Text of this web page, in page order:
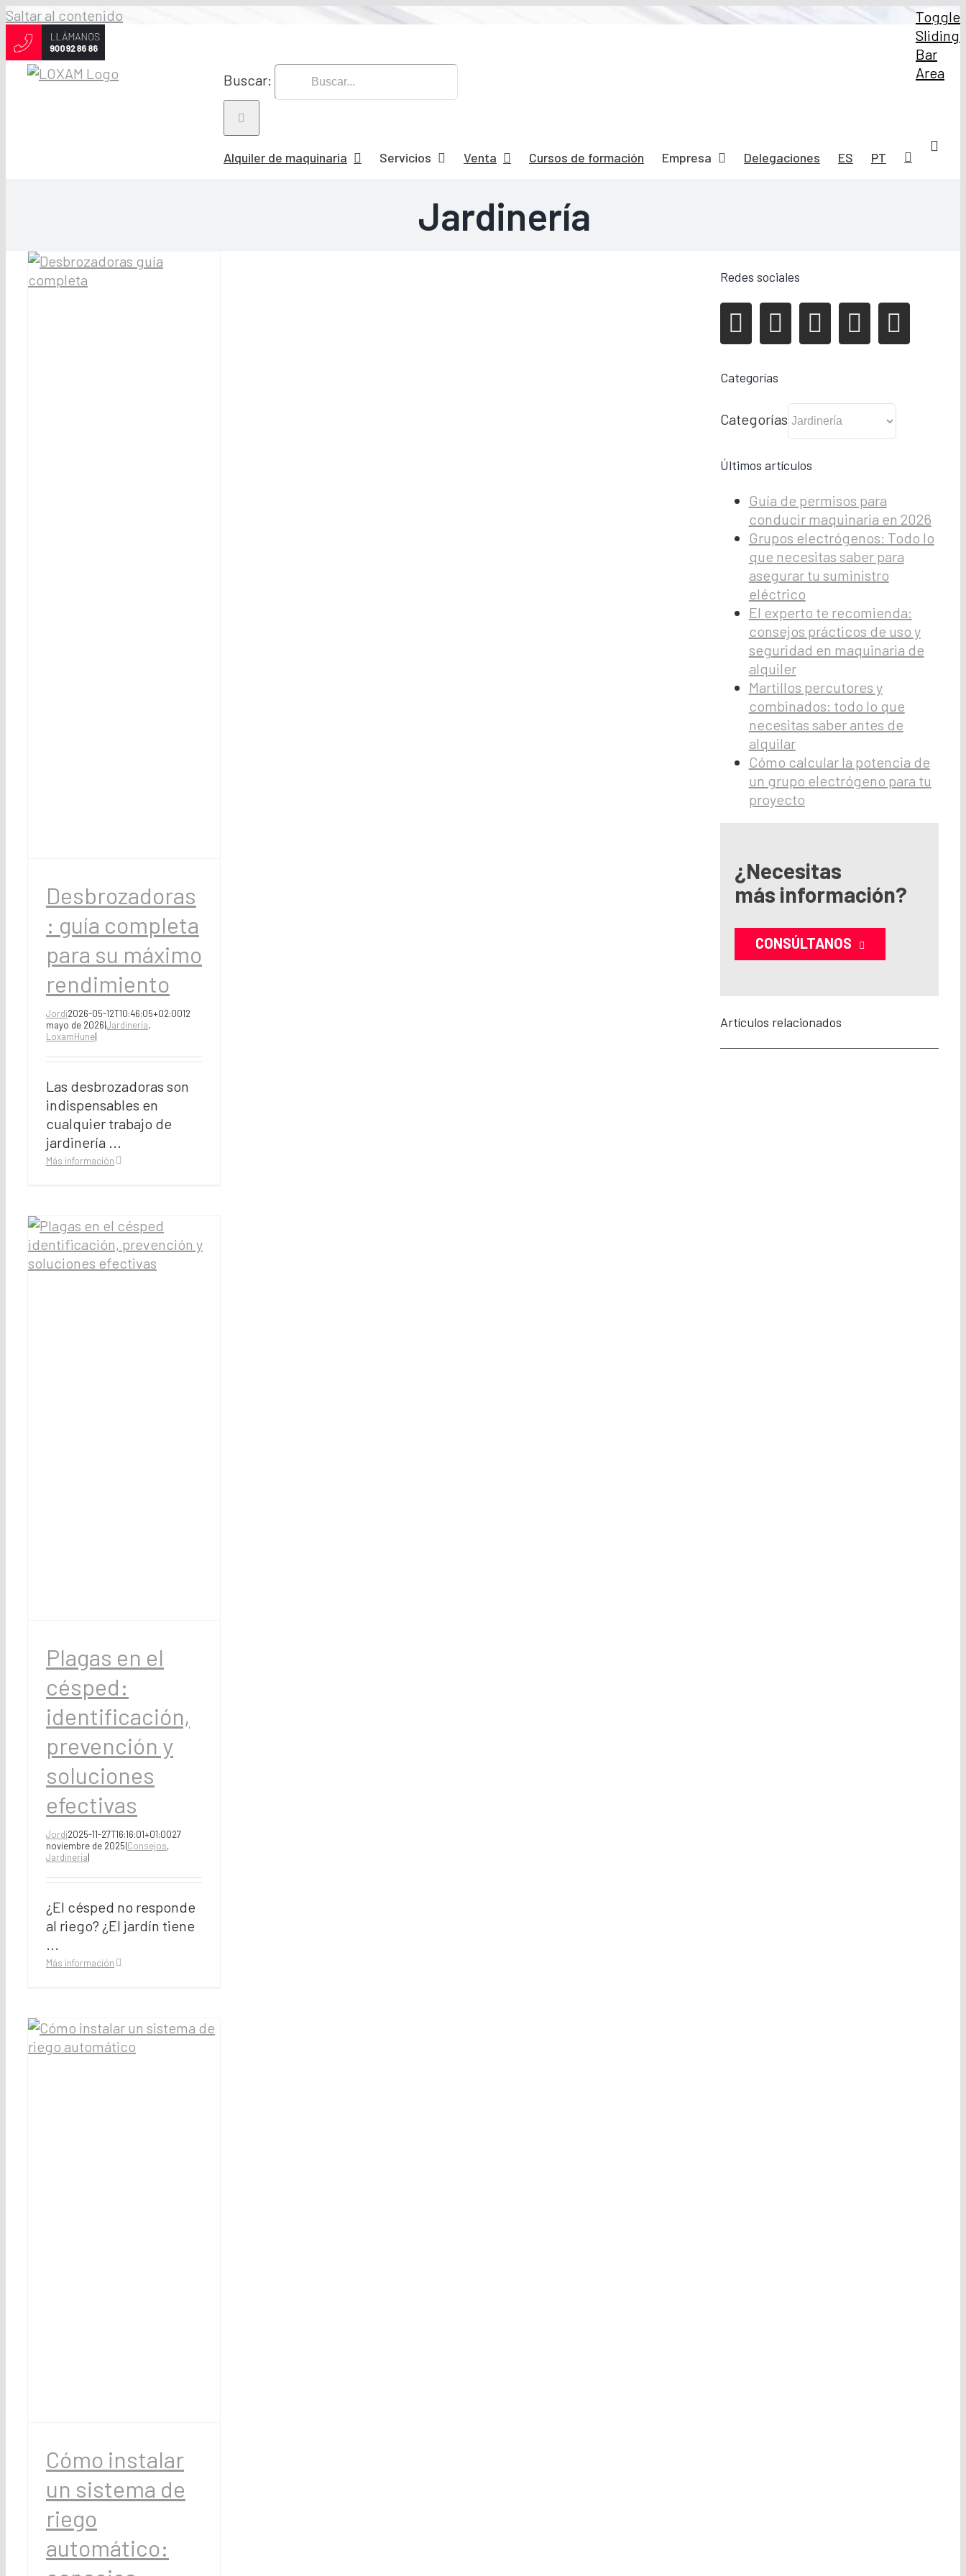
Saltar al contenido
Buscar:
Alquiler de maquinaria Servicios Venta Cursos de formación Empresa Delegaciones ES PT
Jardinería
Desbrozadoras
: guía completa
para su máximo
rendimiento
Jordi2026-05-12T10:46:05+02:0012
mayo de 2026|Jardinería,
LoxamHune|
Las desbrozadoras son
indispensables en
cualquier trabajo de
jardinería ...
Más información
Plagas en el
césped:
identificación,
prevención y
soluciones
efectivas
Jordi2025-11-27T16:16:01+01:0027
noviembre de 2025|Consejos,
Jardinería|
¿El césped no responde
al riego? ¿El jardín tiene
...
Más información
Cómo instalar
un sistema de
riego
automático:
Redes sociales
Categorías
Categorías
Últimos artículos
Guía de permisos para
conducir maquinaria en 2026
Grupos electrógenos: Todo lo
que necesitas saber para
asegurar tu suministro
eléctrico
El experto te recomienda:
consejos prácticos de uso y
seguridad en maquinaria de
alquiler
Martillos percutores y
combinados: todo lo que
necesitas saber antes de
alquilar
Cómo calcular la potencia de
un grupo electrógeno para tu
proyecto
¿Necesitas
más información?
CONSÚLTANOS
Artículos relacionados
Toggle
Sliding
Bar
Area